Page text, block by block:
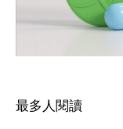
最多人閱讀